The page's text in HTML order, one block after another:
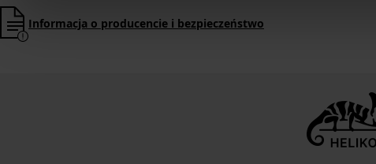
Informacja o producencie i bezpieczeństwo